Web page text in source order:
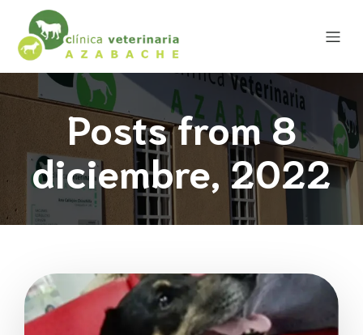
Posts from 8
diciembre, 2022